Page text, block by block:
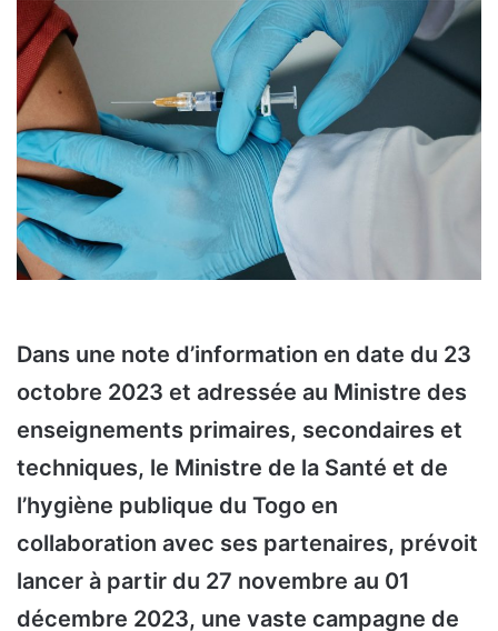
Dans une note d’information en date du 23
octobre 2023 et adressée au Ministre des
enseignements primaires, secondaires et
techniques, le Ministre de la Santé et de
l’hygiène publique du Togo en
collaboration avec ses partenaires, prévoit
lancer à partir du 27 novembre au 01
décembre 2023, une vaste campagne de